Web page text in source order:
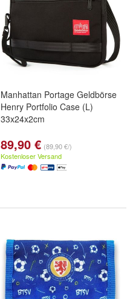
Manhattan Portage Geldbörse
Henry Portfolio Case (L)
33x24x2cm
89,90 € (89,90 €/)
Kostenloser Versand